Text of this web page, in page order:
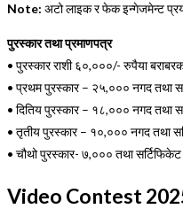
Note: अटो लाइक र फेक इन्गेजमेन्ट
पुरस्कार तथा प्रमाणपत्र
• पुरस्कार राशी ६०,०००/- रुपैया
• प्रथम पुरस्कार – २५,००० नगद तथा
• दितिय पुरस्कार – १८,००० नगद तथा
• तृतीय पुरस्कार – १०,००० नगद तथा
• चौथो पुरस्कार- ७,००० तथा सर्टिफिकेट
Video Contest